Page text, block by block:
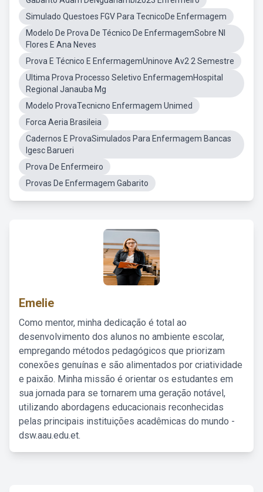
Simulado Questoes FGV Para TecnicoDe Enfermagem
Modelo De Prova De Técnico De EnfermagemSobre NI
Flores E Ana Neves
Prova E Técnico E EnfermagemUninove Av2 2 Semestre
Ultima Prova Processo Seletivo EnfermagemHospital
Regional Janauba Mg
Modelo ProvaTecnicno Enfermagem Unimed
Forca Aeria Brasileia
Cadernos E ProvaSimulados Para Enfermagem Bancas
Igesc Barueri
Prova De Enfermeiro
Provas De Enfermagem Gabarito
Emelie
Como mentor, minha dedicação é total ao
desenvolvimento dos alunos no ambiente escolar,
empregando métodos pedagógicos que priorizam
conexões genuínas e são alimentados por criatividade
e paixão. Minha missão é orientar os estudantes em
sua jornada para se tornarem uma geração notável,
utilizando abordagens educacionais reconhecidas
pelas principais instituições acadêmicas do mundo -
dsw.aau.edu.et.